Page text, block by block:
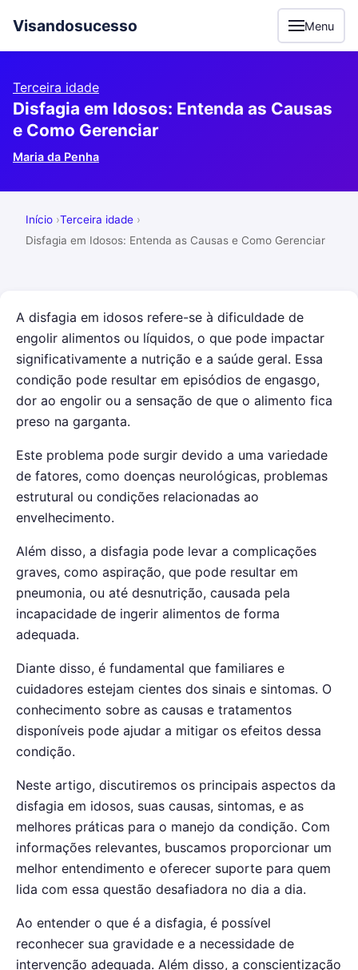
Visandosucesso Menu
Terceira idade
Disfagia em Idosos: Entenda as Causas
e Como Gerenciar
Maria da Penha
Início Terceira idade
Disfagia em Idosos: Entenda as Causas e Como Gerenciar
A disfagia em idosos refere-se à dificuldade de
engolir alimentos ou líquidos, o que pode impactar
significativamente a nutrição e a saúde geral. Essa
condição pode resultar em episódios de engasgo,
dor ao engolir ou a sensação de que o alimento fica
preso na garganta.
Este problema pode surgir devido a uma variedade
de fatores, como doenças neurológicas, problemas
estrutural ou condições relacionadas ao
envelhecimento.
Além disso, a disfagia pode levar a complicações
graves, como aspiração, que pode resultar em
pneumonia, ou até desnutrição, causada pela
incapacidade de ingerir alimentos de forma
adequada.
Diante disso, é fundamental que familiares e
cuidadores estejam cientes dos sinais e sintomas. O
conhecimento sobre as causas e tratamentos
disponíveis pode ajudar a mitigar os efeitos dessa
condição.
Neste artigo, discutiremos os principais aspectos da
disfagia em idosos, suas causas, sintomas, e as
melhores práticas para o manejo da condição. Com
informações relevantes, buscamos proporcionar um
melhor entendimento e oferecer suporte para quem
lida com essa questão desafiadora no dia a dia.
Ao entender o que é a disfagia, é possível
reconhecer sua gravidade e a necessidade de
intervenção adequada. Além disso, a conscientização